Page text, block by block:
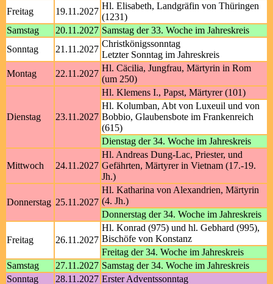
Freitag
19.11.2027
Hl. Elisabeth, Landgräfin von Thüringen
(1231)
Samstag
20.11.2027 Samstag der 33. Woche im Jahreskreis
Sonntag
21.11.2027
Christkönigssonntag
Letzter Sonntag im Jahreskreis
Montag
22.11.2027
Hl. Cäcilia, Jungfrau, Märtyrin in Rom
(um 250)
Dienstag 23.11.2027
Hl. Klemens I., Papst, Märtyrer (101)
Hl. Kolumban, Abt von Luxeuil und von
Bobbio, Glaubensbote im Frankenreich
(615)
Dienstag der 34. Woche im Jahreskreis
Mittwoch 24.11.2027
Hl. Andreas Dung-Lac, Priester, und
Gefährten, Märtyrer in Vietnam (17.-19.
Jh.)
Donnerstag 25.11.2027
Hl. Katharina von Alexandrien, Märtyrin
(4. Jh.)
Donnerstag der 34. Woche im Jahreskreis
Freitag 26.11.2027
Hl. Konrad (975) und hl. Gebhard (995),
Bischöfe von Konstanz
Freitag der 34. Woche im Jahreskreis
Samstag
27.11.2027 Samstag der 34. Woche im Jahreskreis
Sonntag
28.11.2027 Erster Adventssonntag